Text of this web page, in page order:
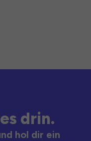
drin.
hol dir ein